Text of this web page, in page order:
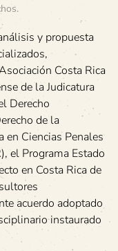
.
y propuesta
Costa Rica
de la Judicatura
Derecho
de la
en Ciencias Penales
el Programa Estado
en Costa Rica de
acuerdo adoptado
instaurado